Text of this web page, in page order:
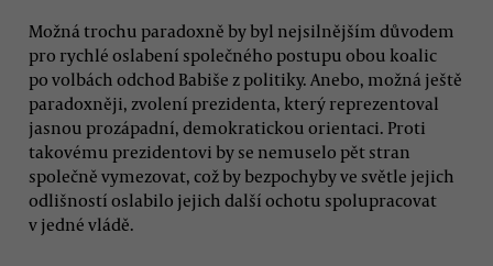
Možná trochu paradoxně by byl nejsilnějším důvodem
pro rychlé oslabení společného postupu obou koalic
po volbách odchod Babiše z politiky. Anebo, možná ještě
paradoxněji, zvolení prezidenta, který reprezentoval
jasnou prozápadní, demokratickou orientaci. Proti
takovému prezidentovi by se nemuselo pět stran
společně vymezovat, což by bezpochyby ve světle jejich
odlišností oslabilo jejich další ochotu spolupracovat
v jedné vládě.